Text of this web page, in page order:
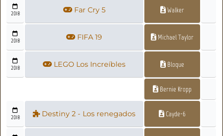
2018 Far Cry 5 Walker
2018 FIFA 19 Michael Taylor
2018 LEGO Los Increíbles Bloque
Bernie Kropp
2018 Destiny 2 - Los renegados Cayde-6